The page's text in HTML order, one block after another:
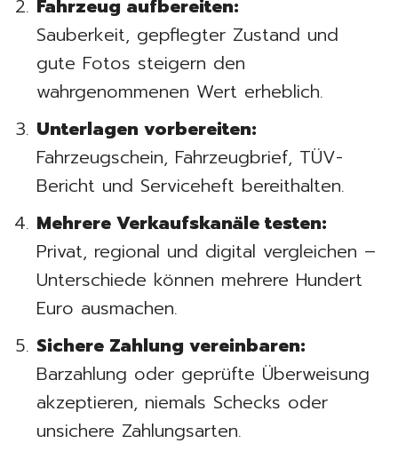
Fahrzeug aufbereiten:
Sauberkeit, gepflegter Zustand und
gute Fotos steigern den
wahrgenommenen Wert erheblich.
Unterlagen vorbereiten:
Fahrzeugschein, Fahrzeugbrief, TÜV-
Bericht und Serviceheft bereithalten.
Mehrere Verkaufskanäle testen:
Privat, regional und digital vergleichen –
Unterschiede können mehrere Hundert
Euro ausmachen.
Sichere Zahlung vereinbaren:
Barzahlung oder geprüfte Überweisung
akzeptieren, niemals Schecks oder
unsichere Zahlungsarten.